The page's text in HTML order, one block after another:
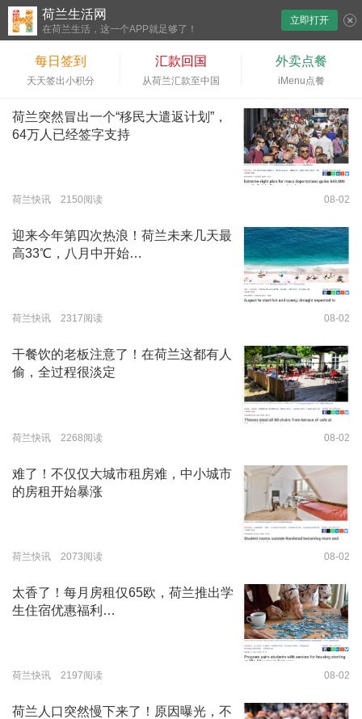
荷兰生活网
在荷兰生活，这一个APP就足够了！
立即打开
每日签到
天天签出小积分
汇款回国
从荷兰汇款至中国
外卖点餐
iMenu点餐
荷兰突然冒出一个“移民大遣返计划”，
64万人已经签字支持
荷兰快讯 2150阅读 08-02
迎来今年第四次热浪！荷兰未来几天最
高33℃，八月中开始…
荷兰快讯 2317阅读 08-02
干餐饮的老板注意了！在荷兰这都有人
偷，全过程很淡定
荷兰快讯 2268阅读 08-02
难了！不仅仅大城市租房难，中小城市
的房租开始暴涨
荷兰快讯 2073阅读 08-02
太香了！每月房租仅65欧，荷兰推出学
生住宿优惠福利…
荷兰快讯 2197阅读 08-02
荷兰人口突然慢下来了！原因曝光，不